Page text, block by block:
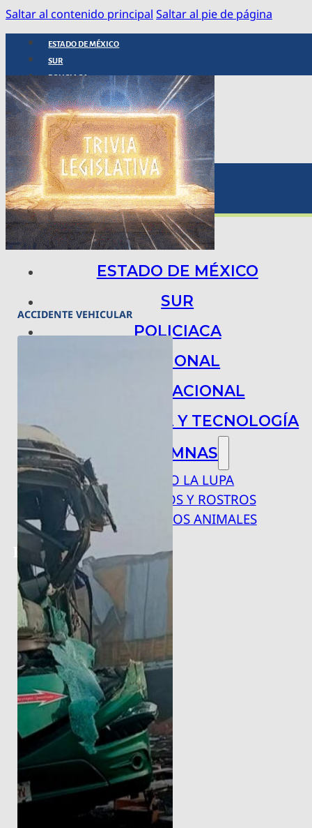
Saltar al contenido principal Saltar al pie de página
ESTADO DE MÉXICO
SUR
POLICIACA
NACIONAL
INTERNACIONAL
ARTE, CIENCIA Y TECNOLOGÍA
COLUMNAS
BAJO LA LUPA
RASTROS Y ROSTROS
VÍNCULOS ANIMALES
ESTADO DE MÉXICO
SUR
POLICIACA
NACIONAL
INTERNACIONAL
ARTE, CIENCIA Y TECNOLOGÍA
COLUMNAS
BAJO LA LUPA
RASTROS Y ROSTROS
VÍNCULOS ANIMALES
ACCIDENTE VEHICULAR